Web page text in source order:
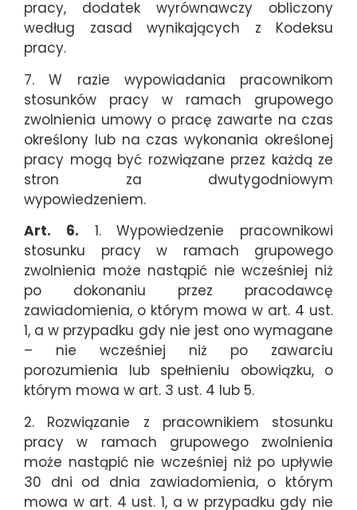
pracy, dodatek wyrównawczy obliczony
według zasad wynikających z Kodeksu
pracy.
7. W razie wypowiadania pracownikom
stosunków pracy w ramach grupowego
zwolnienia umowy o pracę zawarte na czas
określony lub na czas wykonania określonej
pracy mogą być rozwiązane przez każdą ze
stron za dwutygodniowym
wypowiedzeniem.
Art. 6. 1. Wypowiedzenie pracownikowi
stosunku pracy w ramach grupowego
zwolnienia może nastąpić nie wcześniej niż
po dokonaniu przez pracodawcę
zawiadomienia, o którym mowa w art. 4 ust.
1, a w przypadku gdy nie jest ono wymagane
– nie wcześniej niż po zawarciu
porozumienia lub spełnieniu obowiązku, o
którym mowa w art. 3 ust. 4 lub 5.
2. Rozwiązanie z pracownikiem stosunku
pracy w ramach grupowego zwolnienia
może nastąpić nie wcześniej niż po upływie
30 dni od dnia zawiadomienia, o którym
mowa w art. 4 ust. 1, a w przypadku gdy nie